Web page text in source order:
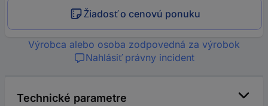
Žiadosť o cenovú ponuku
Výrobca alebo osoba zodpovedná za výrobok
Nahlásiť právny incident
Technické parametre